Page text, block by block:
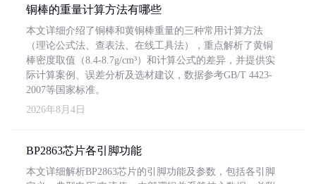
铜棒的重量计算方法有哪些
本文详细介绍了铜棒和黄铜棒重量的三种常用计算方法
（理论公式法、查表法、在线工具法），重点解析了黄铜
棒密度取值（8.4-8.7g/cm³）和计算公式的差异，并提供实
际计算案例、误差分析及选材建议，数据参考GB/T 4423-
2007等国家标准。
2026年8月4日
BP2863芯片各引脚功能
本文详细解析BP2863芯片的引脚功能及参数，包括各引脚